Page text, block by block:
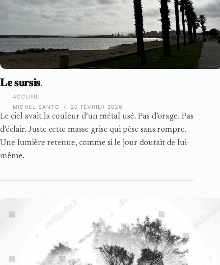
ACCUEIL
𝐋𝐞 𝐬𝐮𝐫𝐬𝐢𝐬.
Le ciel avait la couleur d’un métal usé. Pas d’orage. Pas
d’éclair. Juste cette masse grise qui pèse sans rompre.
Une lumière retenue, comme si le jour doutait de lui-
même.
MICHEL SANTO 20 FÉVRIER 2026